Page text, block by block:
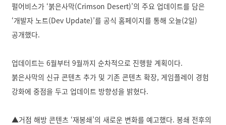
e
o
유
하
기
하
기
펄어비스가 ‘붉은사막(Crimson Desert)’의 주요 업데이트를 담은
‘개발자 노트(Dev Update)’를 공식 홈페이지를 통해 오늘(2일)
공개했다.
업데이트는 6월부터 9월까지 순차적으로 진행할 계획이다.
붉은사막의 신규 콘텐츠 추가 및 기존 콘텐츠 확장, 게임플레이 경험
강화에 중점을 두고 업데이트 방향성을 밝혔다.
▲거점 해방 콘텐츠 ‘재봉쇄’의 새로운 변화를 예고했다. 봉쇄 전후의